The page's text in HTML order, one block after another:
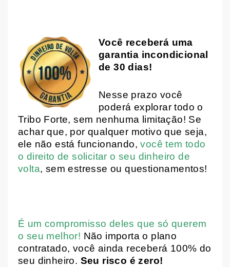
Você receberá uma
garantia incondicional
de 30 dias!
Nesse prazo você
poderá explorar todo o
Tribo Forte, sem nenhuma limitação! Se
achar que, por qualquer motivo que seja,
ele não está funcionando,você tem todo
o direito de solicitar o seu dinheiro de
volta, sem estresse ou questionamentos!
É um compromisso deles que só querem
o seu melhor! Não importa o plano
contratado, você ainda receberá 100% do
seu dinheiro. Seu risco é zero!